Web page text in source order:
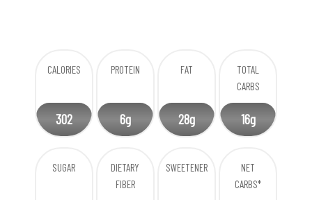
CALORIES
302
PROTEIN
6g
FAT
28g
TOTAL
CARBS
16g
SUGAR
DIETARY
FIBER
SWEETENER
NET
CARBS*